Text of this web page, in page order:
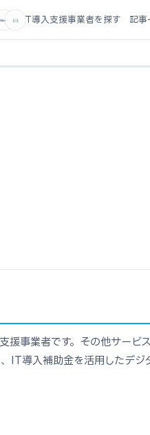
IT導入支援事業者を探す 記事
援事業者です。その他サービ
IT導入補助金を活用したデジ